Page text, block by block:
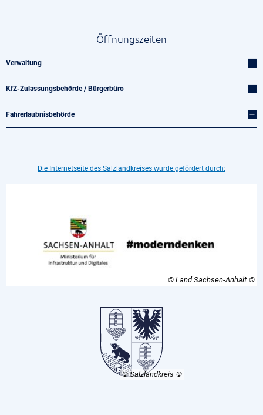
Öffnungszeiten
Verwaltung
KfZ-Zulassungsbehörde / Bürgerbüro
Fahrerlaubnisbehörde
Die Internetseite des Salzlandkreises wurde gefördert durch:
© Land Sachsen-Anhalt
© Salzlandkreis